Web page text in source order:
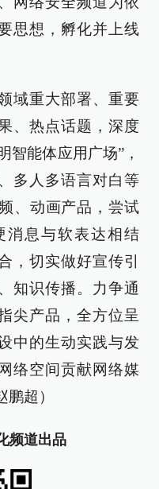
思想，孵化并上线
域重大部署、重要
、热点话题，深度
智能体应用广场”，
多人多语言对白等
、动画产品，尝试
消息与软表达相结
，切实做好宣传引
知识传播。力争通
尖产品，全方位呈
中的生动实践与发
络空间贡献网络媒
超）
频道出品